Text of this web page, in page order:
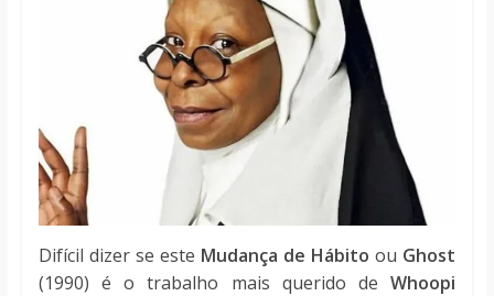
Difícil dizer se este Mudança de Hábito ou Ghost
(1990) é o trabalho mais querido deWhoopi